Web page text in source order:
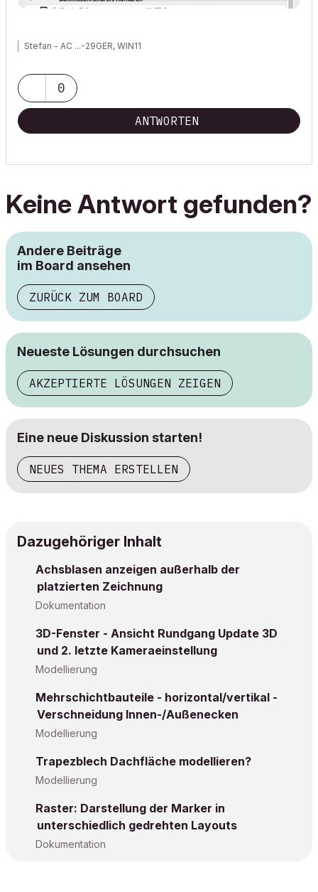
Stefan - AC ...-29GER, WIN11
0
ANTWORTEN
Keine Antwort gefunden?
Andere Beiträge
im Board ansehen
ZURÜCK ZUM BOARD
Neueste Lösungen durchsuchen
AKZEPTIERTE LÖSUNGEN ZEIGEN
Eine neue Diskussion starten!
NEUES THEMA ERSTELLEN
Dazugehöriger Inhalt
Achsblasen anzeigen außerhalb der
platzierten Zeichnung
Dokumentation
3D-Fenster - Ansicht Rundgang Update 3D
und 2. letzte Kameraeinstellung
Modellierung
Mehrschichtbauteile - horizontal/vertikal -
Verschneidung Innen-/Außenecken
Modellierung
Trapezblech Dachfläche modellieren?
Modellierung
Raster: Darstellung der Marker in
unterschiedlich gedrehten Layouts
Dokumentation